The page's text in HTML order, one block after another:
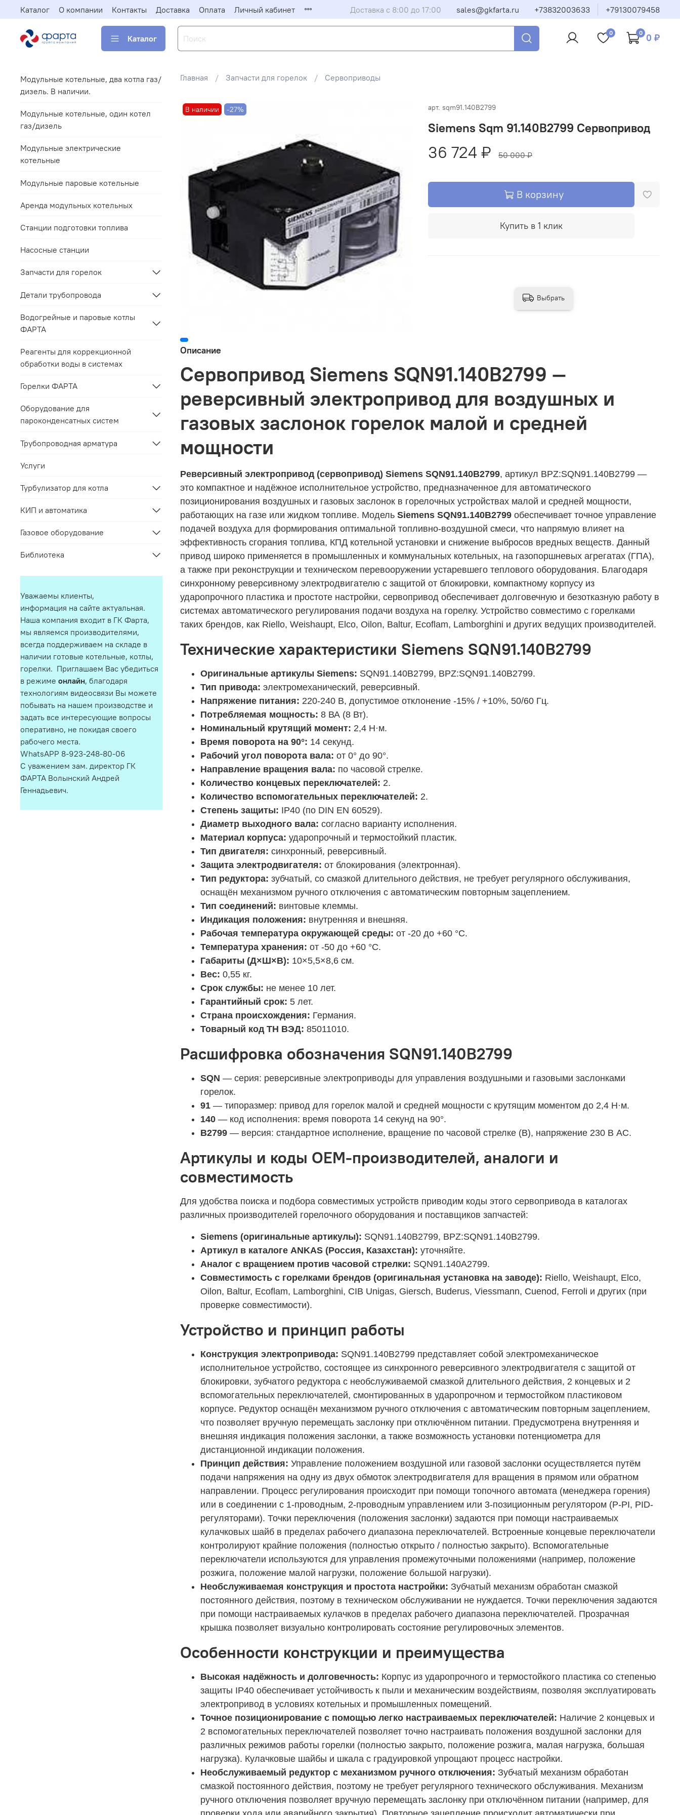
Каталог О компании Контакты Доставка Оплата Личный кабинет Доставка с 8:00 до 17:00 sales@gkfarta.ru +73832003633 +79130079458
Каталог
0 0 0 ₽
Главная Запчасти для горелок Сервоприводы
В наличии -27% арт. sqm91.140B2799
Siemens Sqm 91.140B2799 Сервопривод
36 724 ₽ 50 000 ₽
В корзину
Купить в 1 клик
Описание
Сервопривод Siemens SQN91.140B2799 —
реверсивный электропривод для воздушных и
газовых заслонок горелок малой и средней
мощности
Реверсивный электропривод (сервопривод) Siemens SQN91.140B2799, артикул BPZ:SQN91.140B2799 —
это компактное и надёжное исполнительное устройство, предназначенное для автоматического
позиционирования воздушных и газовых заслонок в горелочных устройствах малой и средней мощности,
работающих на газе или жидком топливе. Модель Siemens SQN91.140B2799обеспечивает точное управление
подачей воздуха для формирования оптимальной топливно-воздушной смеси, что напрямую влияет на
эффективность сгорания топлива, КПД котельной установки и снижение выбросов вредных веществ. Данный
привод широко применяется в промышленных и коммунальных котельных, на газопоршневых агрегатах (ГПА),
а также при реконструкции и техническом перевооружении устаревшего теплового оборудования. Благодаря
синхронному реверсивному электродвигателю с защитой от блокировки, компактному корпусу из
ударопрочного пластика и простоте настройки, сервопривод обеспечивает долговечную и безотказную работу в
системах автоматического регулирования подачи воздуха на горелку. Устройство совместимо с горелками
таких брендов, как Riello, Weishaupt, Elco, Oilon, Baltur, Ecoflam, Lamborghini и других ведущих производителей.
Технические характеристики Siemens SQN91.140B2799
Оригинальные артикулы Siemens: SQN91.140B2799, BPZ:SQN91.140B2799.
Тип привода: электромеханический, реверсивный.
Напряжение питания: 220-240 В, допустимое отклонение -15% / +10%, 50/60 Гц.
Потребляемая мощность: 8 ВА (8 Вт).
Номинальный крутящий момент: 2,4 Н·м.
Время поворота на 90°: 14 секунд.
Рабочий угол поворота вала: от 0° до 90°.
Направление вращения вала: по часовой стрелке.
Количество концевых переключателей: 2.
Количество вспомогательных переключателей: 2.
Степень защиты: IP40 (по DIN EN 60529).
Диаметр выходного вала: согласно варианту исполнения.
Материал корпуса: ударопрочный и термостойкий пластик.
Тип двигателя: синхронный, реверсивный.
Защита электродвигателя: от блокирования (электронная).
Тип редуктора: зубчатый, со смазкой длительного действия, не требует регулярного обслуживания,
оснащён механизмом ручного отключения с автоматическим повторным зацеплением.
Тип соединений: винтовые клеммы.
Индикация положения: внутренняя и внешняя.
Рабочая температура окружающей среды: от -20 до +60 °C.
Температура хранения: от -50 до +60 °C.
Габариты (Д×Ш×В): 10×5,5×8,6 см.
Вес: 0,55 кг.
Срок службы: не менее 10 лет.
Гарантийный срок: 5 лет.
Страна происхождения: Германия.
Товарный код ТН ВЭД: 85011010.
Расшифровка обозначения SQN91.140B2799
SQN — серия: реверсивные электроприводы для управления воздушными и газовыми заслонками
горелок.
91— типоразмер: привод для горелок малой и средней мощности с крутящим моментом до 2,4 Н·м.
140— код исполнения: время поворота 14 секунд на 90°.
B2799— версия: стандартное исполнение, вращение по часовой стрелке (B), напряжение 230 В AC.
Артикулы и коды OEM-производителей, аналоги и
совместимость
Для удобства поиска и подбора совместимых устройств приводим коды этого сервопривода в каталогах
различных производителей горелочного оборудования и поставщиков запчастей:
Siemens (оригинальные артикулы): SQN91.140B2799, BPZ:SQN91.140B2799.
Артикул в каталоге ANKAS (Россия, Казахстан): уточняйте.
Аналог с вращением против часовой стрелки: SQN91.140A2799.
Совместимость с горелками брендов (оригинальная установка на заводе): Riello, Weishaupt, Elco,
Oilon, Baltur, Ecoflam, Lamborghini, CIB Unigas, Giersch, Buderus, Viessmann, Cuenod, Ferroli и других (при
проверке совместимости).
Устройство и принцип работы
Конструкция электропривода: SQN91.140B2799 представляет собой электромеханическое
исполнительное устройство, состоящее из синхронного реверсивного электродвигателя с защитой от
блокировки, зубчатого редуктора с необслуживаемой смазкой длительного действия, 2 концевых и 2
вспомогательных переключателей, смонтированных в ударопрочном и термостойком пластиковом
корпусе. Редуктор оснащён механизмом ручного отключения с автоматическим повторным зацеплением,
что позволяет вручную перемещать заслонку при отключённом питании. Предусмотрена внутренняя и
внешняя индикация положения заслонки, а также возможность установки потенциометра для
дистанционной индикации положения.
Принцип действия: Управление положением воздушной или газовой заслонки осуществляется путём
подачи напряжения на одну из двух обмоток электродвигателя для вращения в прямом или обратном
направлении. Процесс регулирования происходит при помощи топочного автомата (менеджера горения)
или в соединении с 1-проводным, 2-проводным управлением или 3-позиционным регулятором (P-PI, PID-
регуляторами). Точки переключения (положения заслонки) задаются при помощи настраиваемых
кулачковых шайб в пределах рабочего диапазона переключателей. Встроенные концевые переключатели
контролируют крайние положения (полностью открыто / полностью закрыто). Вспомогательные
переключатели используются для управления промежуточными положениями (например, положение
розжига, положение малой нагрузки, положение большой нагрузки).
Необслуживаемая конструкция и простота настройки: Зубчатый механизм обработан смазкой
постоянного действия, поэтому в техническом обслуживании не нуждается. Точки переключения задаются
при помощи настраиваемых кулачков в пределах рабочего диапазона переключателей. Прозрачная
крышка позволяет визуально контролировать состояние регулировочных элементов.
Особенности конструкции и преимущества
Высокая надёжность и долговечность: Корпус из ударопрочного и термостойкого пластика со степенью
защиты IP40 обеспечивает устойчивость к пыли и механическим воздействиям, позволяя эксплуатировать
электропривод в условиях котельных и промышленных помещений.
Точное позиционирование с помощью легко настраиваемых переключателей: Наличие 2 концевых и
2 вспомогательных переключателей позволяет точно настраивать положения воздушной заслонки для
различных режимов работы горелки (полностью закрыто, положение розжига, малая нагрузка, большая
нагрузка). Кулачковые шайбы и шкала с градуировкой упрощают процесс настройки.
Необслуживаемый редуктор с механизмом ручного отключения: Зубчатый механизм обработан
смазкой постоянного действия, поэтому не требует регулярного технического обслуживания. Механизм
ручного отключения позволяет вручную перемещать заслонку при отключённом питании (например, для
Выбрать
Модульные котельные, два котла газ/
дизель. В наличии.
Модульные котельные, один котел
газ/дизель
Модульные электрические
котельные
Модульные паровые котельные
Аренда модульных котельных
Станции подготовки топлива
Насосные станции
Запчасти для горелок
Детали трубопровода
Водогрейные и паровые котлы
ФАРТА
Реагенты для коррекционной
обработки воды в системах
Горелки ФАРТА
Оборудование для
пароконденсатных систем
Трубопроводная арматура
Услуги
Турбулизатор для котла
КИП и автоматика
Газовое оборудование
Библиотека
Уважаемы клиенты,
информация на сайте актуальная.
Наша компания входит в ГК Фарта,
мы являемся производителями,
всегда поддерживаем на складе в
наличии готовые котельные, котлы,
горелки. Приглашаем Вас убедиться
в режиме онлайн, благодаря
технологиям видеосвязи Вы можете
побывать на нашем производстве и
задать все интересующие вопросы
оперативно, не покидая своего
рабочего места.
WhatsAPP 8-923-248-80-06
С уважением зам. директор ГК
ФАРТА Волынский Андрей
Геннадьевич.